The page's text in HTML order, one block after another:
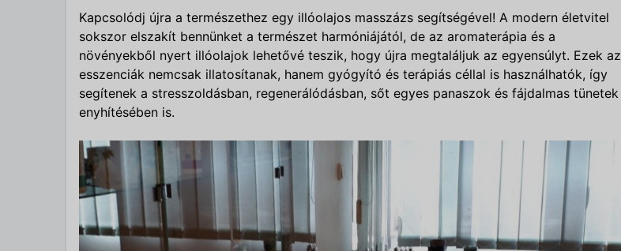
Kapcsolódj újra a természethez egy illóolajos masszázs segítségével! A modern életvitel
sokszor elszakít bennünket a természet harmóniájától, de az aromaterápia és a
növényekből nyert illóolajok lehetővé teszik, hogy újra megtaláljuk az egyensúlyt. Ezek az
esszenciák nemcsak illatosítanak, hanem gyógyító és terápiás céllal is használhatók, így
segítenek a stresszoldásban, regenerálódásban, sőt egyes panaszok és fájdalmas tünetek
enyhítésében is.